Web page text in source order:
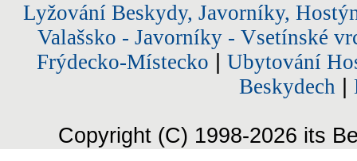
Lyžování Beskydy, Javorníky,
Valašsko - Javorníky - Vsetínské
Frýdecko-Místecko
Ubytování
Beskydech
Copyright (C) 1998-2026 its